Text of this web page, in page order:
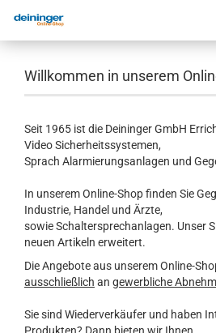
Willkommen in unserem
Seit 1965 ist die Deininger GmbH
Video Sicherheitssystemen,
Sprach Alarmierungsanlagen und
In unserem Online-Shop finden Sie
Industrie, Handel und Ärzte,
sowie Schaltersprechanlagen. Unser
neuen Artikeln erweitert.
Die Angebote aus unserem Online-
ausschließlich an gewerbliche
Sie sind Wiederverkäufer und haben